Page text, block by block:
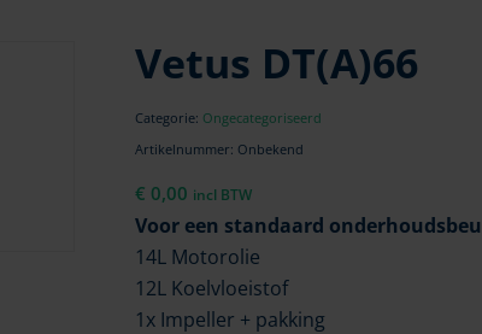
Vetus DT(A)66
Categorie: Ongecategoriseerd
Artikelnummer: Onbekend
€ 0,00 incl BTW
Voor een standaard
14L Motorolie
12L Koelvloeistof
1x Impeller + pakking